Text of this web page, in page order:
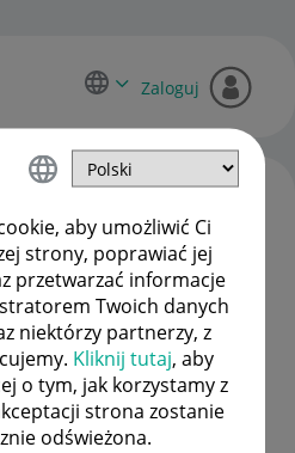
aby umożliwić Ci
strony, poprawiać jej
przetwarzać informacje
Twoich danych
niektórzy partnerzy, z
Kliknij tutaj, aby
o tym, jak korzystamy z
strona zostanie
odświeżona.
Zaloguj